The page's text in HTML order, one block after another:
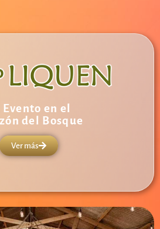
Evento en el
del Bosque
Ver más